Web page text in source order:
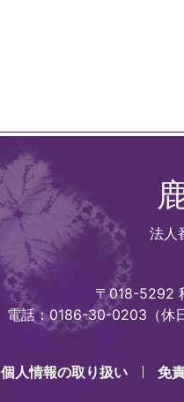
法人
〒018-5292
電話：0186-30-0203（休
個人情報の取り扱い 免